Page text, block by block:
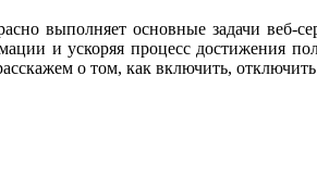
выполняет основные задачи
и ускоряя процесс достижения
о том, как включить, отключить